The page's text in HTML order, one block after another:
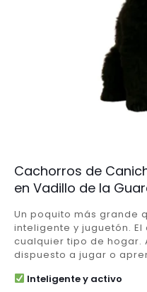
Cachorros de
en Vadillo de la
Un poquito más grande
inteligente y juguetón.
cualquier tipo de hogar.
dispuesto a jugar o
Inteligente y activo